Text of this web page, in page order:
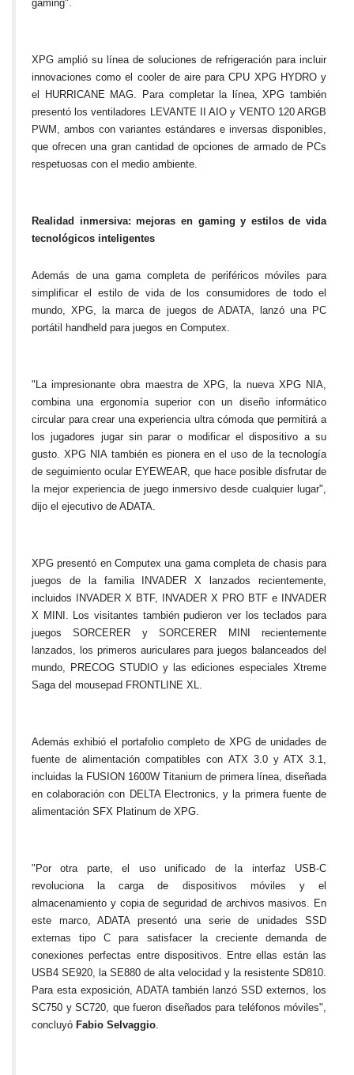
gaming".
XPG amplió su línea de soluciones de refrigeración para incluir
innovaciones como el cooler de aire para CPU XPG HYDRO y
el HURRICANE MAG. Para completar la línea, XPG también
presentó los ventiladores LEVANTE II AIO y VENTO 120 ARGB
PWM, ambos con variantes estándares e inversas disponibles,
que ofrecen una gran cantidad de opciones de armado de PCs
respetuosas con el medio ambiente.
Realidad inmersiva: mejoras en gaming y estilos de vida
tecnológicos inteligentes
Además de una gama completa de periféricos móviles para
simplificar el estilo de vida de los consumidores de todo el
mundo, XPG, la marca de juegos de ADATA, lanzó una PC
portátil handheld para juegos en Computex.
"La impresionante obra maestra de XPG, la nueva XPG NIA,
combina una ergonomía superior con un diseño informático
circular para crear una experiencia ultra cómoda que permitirá a
los jugadores jugar sin parar o modificar el dispositivo a su
gusto. XPG NIA también es pionera en el uso de la tecnología
de seguimiento ocular EYEWEAR, que hace posible disfrutar de
la mejor experiencia de juego inmersivo desde cualquier lugar",
dijo el ejecutivo de ADATA.
XPG presentó en Computex una gama completa de chasis para
juegos de la familia INVADER X lanzados recientemente,
incluidos INVADER X BTF, INVADER X PRO BTF e INVADER
X MINI. Los visitantes también pudieron ver los teclados para
juegos SORCERER y SORCERER MINI recientemente
lanzados, los primeros auriculares para juegos balanceados del
mundo, PRECOG STUDIO y las ediciones especiales Xtreme
Saga del mousepad FRONTLINE XL.
Además exhibió el portafolio completo de XPG de unidades de
fuente de alimentación compatibles con ATX 3.0 y ATX 3.1,
incluidas la FUSION 1600W Titanium de primera línea, diseñada
en colaboración con DELTA Electronics, y la primera fuente de
alimentación SFX Platinum de XPG.
"Por otra parte, el uso unificado de la interfaz USB-C
revoluciona la carga de dispositivos móviles y el
almacenamiento y copia de seguridad de archivos masivos. En
este marco, ADATA presentó una serie de unidades SSD
externas tipo C para satisfacer la creciente demanda de
conexiones perfectas entre dispositivos. Entre ellas están las
USB4 SE920, la SE880 de alta velocidad y la resistente SD810.
Para esta exposición, ADATA también lanzó SSD externos, los
SC750 y SC720, que fueron diseñados para teléfonos móviles",
concluyó Fabio Selvaggio.